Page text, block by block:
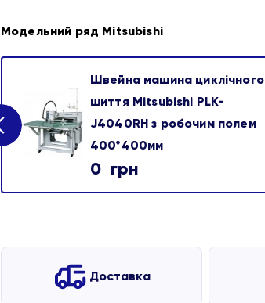
Модельний ряд Mitsubishi
Швейна машина циклічного
шиття Mitsubishi PLK-
J4040RH з робочим полем
400*400мм
0 грн
Доставка